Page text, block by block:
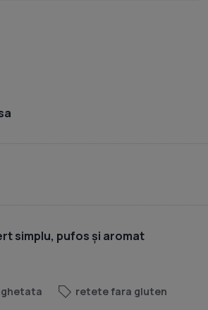
simplu, pufos și aromat
retete fara gluten